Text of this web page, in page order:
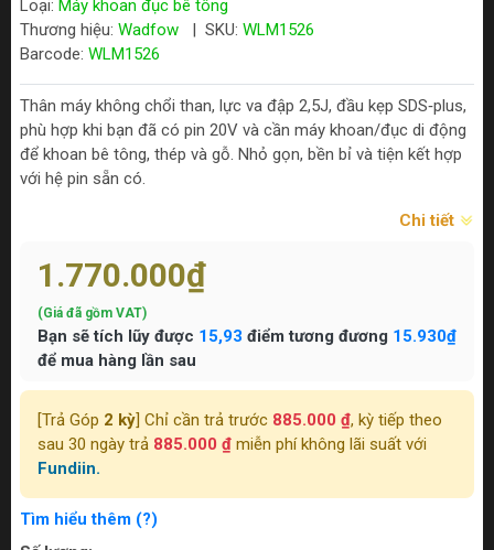
Loại: Máy khoan đục bê tông
Thương hiệu: Wadfow SKU: WLM1526
Barcode: WLM1526
Thân máy không chổi than, lực va đập 2,5J, đầu kẹp SDS‑plus,
phù hợp khi bạn đã có pin 20V và cần máy khoan/đục di động
để khoan bê tông, thép và gỗ. Nhỏ gọn, bền bỉ và tiện kết hợp
với hệ pin sẵn có.
Chi tiết
1.770.000₫
(Giá đã gồm VAT)
Bạn sẽ tích lũy được 15,93 điểm tương đương 15.930₫
để mua hàng lần sau
[Trả Góp 2 kỳ ] Chỉ cần trả trước 885.000 ₫, kỳ tiếp theo
sau 30 ngày trả 885.000 ₫ miễn phí không lãi suất với
Fundiin.
Tìm hiểu thêm (?)